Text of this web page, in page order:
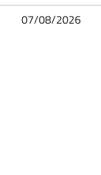
07/08/2026